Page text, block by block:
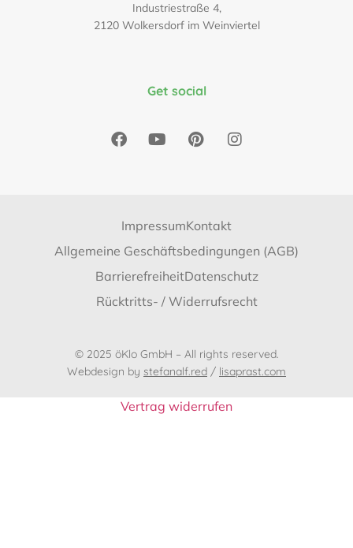
Industriestraße 4,
2120 Wolkersdorf im Weinviertel
Get social
ImpressumKontakt
Allgemeine Geschäftsbedingungen (AGB)
BarrierefreiheitDatenschutz
Rücktritts- / Widerrufsrecht
© 2025 öKlo GmbH – All rights reserved.
Webdesign by stefanalf.red / lisaprast.com
Vertrag widerrufen